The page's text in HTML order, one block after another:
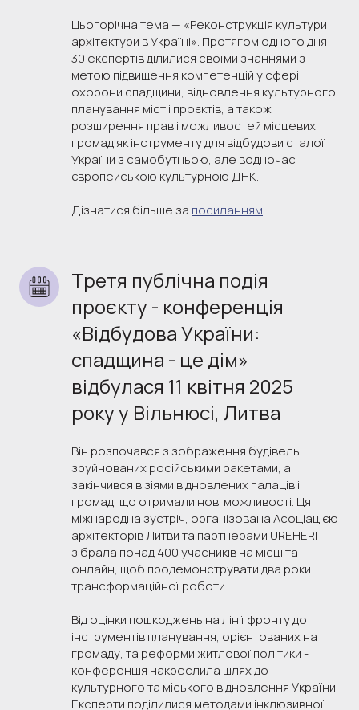
Цьогорічна тема — «Реконструкція культури
архітектури в Україні». Протягом одного дня
30 експертів ділилися своїми знаннями з
метою підвищення компетенцій у сфері
охорони спадщини, відновлення культурного
планування міст і проєктів, а також
розширення прав і можливостей місцевих
громад як інструменту для відбудови сталої
України з самобутньою, але водночас
європейською культурною ДНК.
Дізнатися більше за посиланням.
Третя публічна подія
проєкту - конференція
«Відбудова України:
спадщина - це дім»
відбулася 11 квітня 2025
року у Вільнюсі, Литва
Він розпочався з зображення будівель,
зруйнованих російськими ракетами, а
закінчився візіями відновлених палаців і
громад, що отримали нові можливості. Ця
міжнародна зустріч, організована Асоціацією
архітекторів Литви та партнерами UREHERIT,
зібрала понад 400 учасників на місці та
онлайн, щоб продемонструвати два роки
трансформаційної роботи.
Від оцінки пошкоджень на лінії фронту до
інструментів планування, орієнтованих на
громаду, та реформи житлової політики -
конференція накреслила шлях до
культурного та міського відновлення України.
Експерти поділилися методами інклюзивної